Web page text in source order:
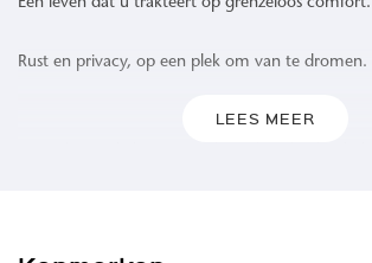
Rust en privacy, op een plek om van te dromen.
LEES MEER